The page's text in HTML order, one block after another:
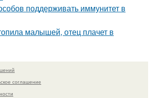
поддерживать иммунитет в
малышей, отец плачет в
соглашение